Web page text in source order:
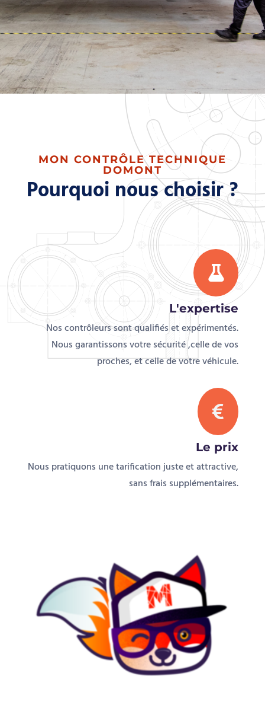
MON CONTRÔLE TECHNIQUE
DOMONT
Pourquoi nous choisir ?

L'expertise
Nos contrôleurs sont qualifiés et expérimentés.
Nous garantissons votre sécurité ,celle de vos
proches, et celle de votre véhicule.

Le prix
Nous pratiquons une tarification juste et attractive,
sans frais supplémentaires.